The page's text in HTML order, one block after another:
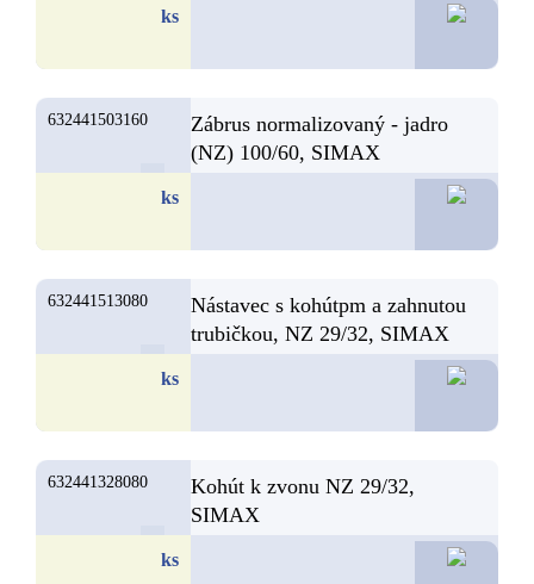
ks
632441503160
Zábrus normalizovaný - jadro
(NZ) 100/60, SIMAX
ks
632441513080
Nástavec s kohútpm a zahnutou
trubičkou, NZ 29/32, SIMAX
ks
632441328080
Kohút k zvonu NZ 29/32,
SIMAX
ks